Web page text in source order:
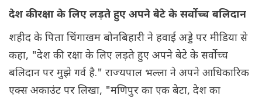
देश की रक्षा के लिए लड़ते हुए अपने बेटे के सर्वोच्च बलिदान
शहीद के पिता चिंगाखम बोनबिहारी ने हवाई अड्डे पर मीडिया से
कहा, "देश की रक्षा के लिए लड़ते हुए अपने बेटे के सर्वोच्च
बलिदान पर मुझे गर्व है." राज्यपाल भल्ला ने अपने आधिकारिक
एक्स अकाउंट पर लिखा, "मणिपुर का एक बेटा, देश का